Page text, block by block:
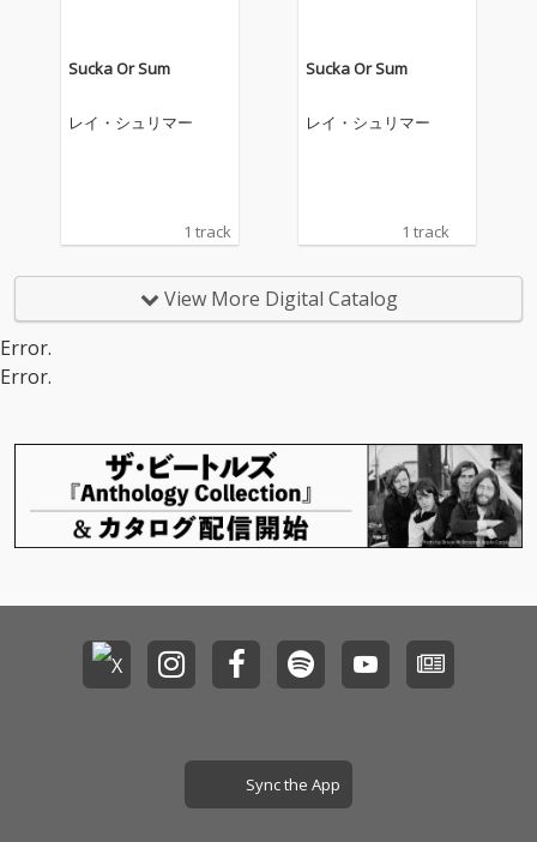
Sucka Or Sum
レイ・シュリマー
1 track
Sucka Or Sum
レイ・シュリマー
1 track
View More Digital Catalog
Error.
Error.
Sync the App